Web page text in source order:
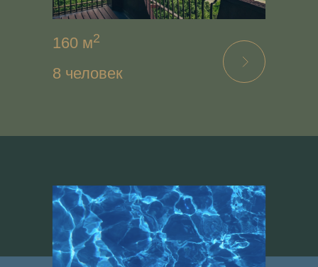
160 м2
8 человек